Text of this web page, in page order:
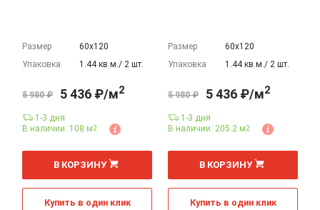
Размер
60х120
Упаковка
1.44 кв.м./ 2 шт.
5 980 ₽ 5 436 ₽/м2
1-3 дня
В наличии: 108 м2
м
В КОРЗИНУ
Купить в один клик
Размер
60х120
Упаковка
1.44 кв.м./ 2 шт.
5 980 ₽ 5 436 ₽/м2
1-3 дня
В наличии: 205.2 м2
м
В КОРЗИНУ
Купить в один клик